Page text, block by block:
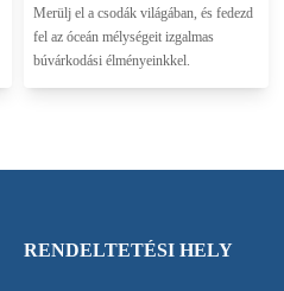
Merülj el a csodák világában, és fedezd
fel az óceán mélységeit izgalmas
búvárkodási élményeinkkel.
RENDELTETÉSI HELY